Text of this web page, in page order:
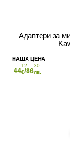
Адаптери за
44
12
€/86
30
лв.